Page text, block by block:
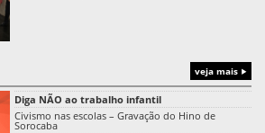
veja mais
Diga NÃO ao trabalho infantil
Civismo nas escolas – Gravação do Hino de
Sorocaba